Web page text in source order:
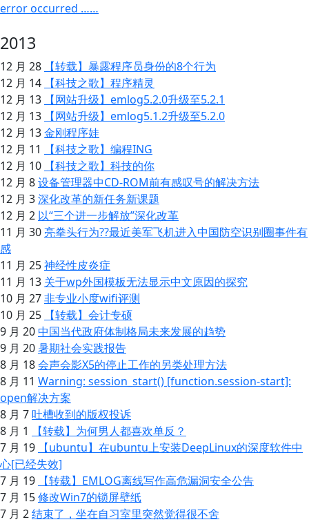
error occurred ……
2013
12 月 28
【转载】暴露程序员身份的8个行为
12 月 14
【科技之歌】程序精灵
12 月 13
【网站升级】emlog5.2.0升级至5.2.1
12 月 13
【网站升级】emlog5.1.2升级至5.2.0
12 月 13金刚程序娃
12 月 11
【科技之歌】编程ING
12 月 10
【科技之歌】科技的你
12 月 8设备管理器中CD-ROM前有感叹号的解决方法
12 月 3深化改革的新任务新课题
12 月 2 以“三个进一步解放”深化改革
11 月 30亮拳头行为??最近美军飞机进入中国防空识别圈事件有
感
11 月 25神经性皮炎症
11 月 13 关于wp外国模板无法显示中文原因的探究
10 月 27非专业小度wifi评测
10 月 25
【转载】会计专硕
9 月 20中国当代政府体制格局未来发展的趋势
9 月 20暑期社会实践报告
8 月 18会声会影X5的停止工作的另类处理方法
8 月 11 Warning: session_start() [function.session-start]:
open解决方案
8 月 7吐槽收到的版权投诉
8 月 1
【转载】为何男人都喜欢单反？
7 月 19
【ubuntu】在ubuntu上安装DeepLinux的深度软件中
心[已经失效]
7 月 19
【转载】EMLOG离线写作高危漏洞安全公告
7 月 15修改Win7的锁屏壁纸
7 月 2结束了，坐在自习室里突然觉得很不舍